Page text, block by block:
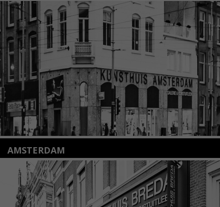
Nieuwstraat 35
2312 KA Leiden
+31(0)71 – 52 84 480
info@kunsthuisleiden.nl
Lees meer
AMSTERDAM
Amstelveenseweg 135
1075 VX Amsterdam
+31 (0)20 2332546
info@kunsthuisamsterdam.nl